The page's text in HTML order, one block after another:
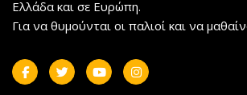
Ελλάδα και σε Ευρώπη.
Για να θυμούνται οι παλιοί και να